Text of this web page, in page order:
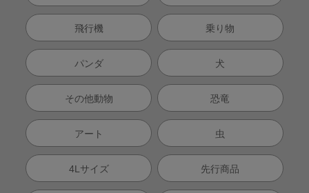
飛行機 乗り物
パンダ 犬
その他動物 恐竜
アート 虫
4Lサイズ 先行商品